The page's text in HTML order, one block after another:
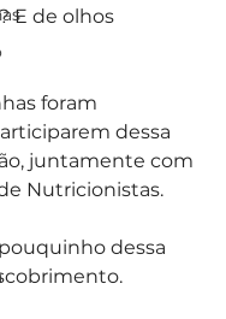
E de olhos
foram
dessa
juntamente com
Nutricionistas.
dessa